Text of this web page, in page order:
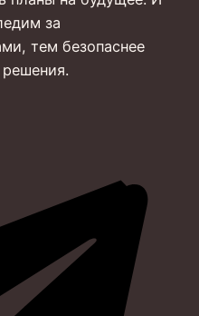
за
тем безопаснее